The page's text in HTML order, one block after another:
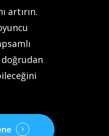
artırın.